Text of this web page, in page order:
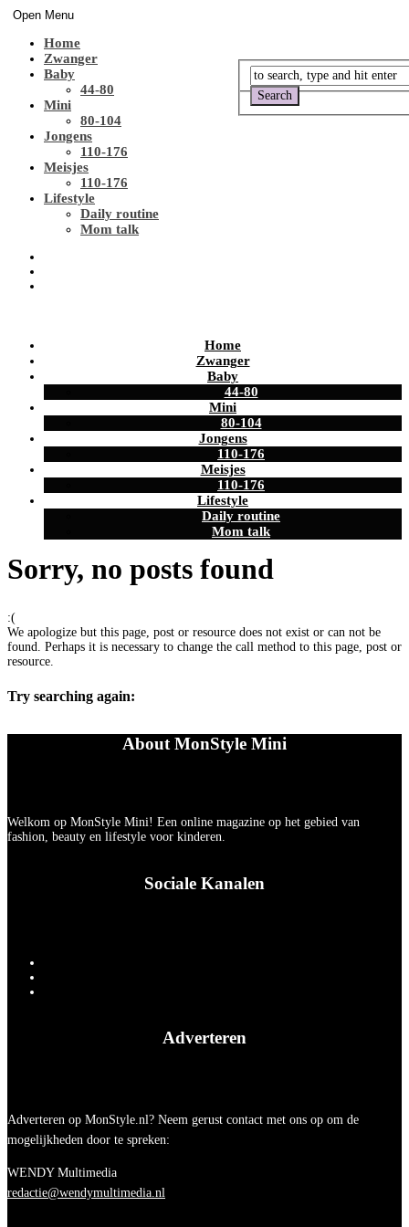
Open Menu
Home
Zwanger
Baby
44-80
Mini
80-104
Jongens
110-176
Meisjes
110-176
Lifestyle
Daily routine
Mom talk
Home
Zwanger
Baby
44-80
Mini
80-104
Jongens
110-176
Meisjes
110-176
Lifestyle
Daily routine
Mom talk
Sorry, no posts found
:(
We apologize but this page, post or resource does not exist or can not be
found. Perhaps it is necessary to change the call method to this page, post or
resource.
Try searching again:
About MonStyle Mini
Welkom op MonStyle Mini! Een online magazine op het gebied van
fashion, beauty en lifestyle voor kinderen.
Sociale Kanalen
Adverteren
Adverteren op MonStyle.nl? Neem gerust contact met ons op om de
mogelijkheden door te spreken:
WENDY Multimedia
redactie@wendymultimedia.nl